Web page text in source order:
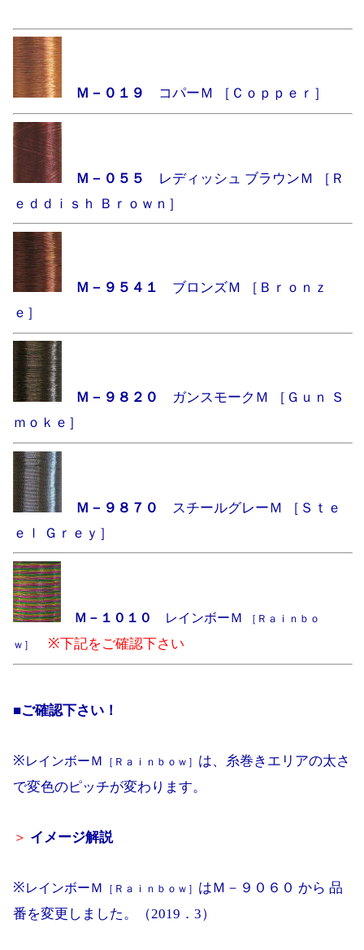
Ｍ－０１９ コパーＭ ［Ｃｏｐｐｅｒ］
Ｍ－０５５
レディッシュ ブラウンＭ ［Ｒ
ｅｄｄｉｓｈ Ｂｒｏｗｎ］
Ｍ－９５４１
ブロンズＭ ［Ｂｒｏｎｚ
ｅ］
Ｍ－９８２０
ガンスモークＭ ［Ｇｕｎ Ｓ
ｍｏｋｅ］
Ｍ－９８７０
スチールグレーＭ ［Ｓｔｅ
ｅｌ Ｇｒｅｙ］
Ｍ－１０１０ レインボーＭ ［Ｒａｉｎｂｏ
ｗ］ ※下記をご確認下さい
■ご確認下さい！
※レインボーＭ ［Ｒａｉｎｂｏｗ］ は、糸巻きエリアの太さ
で変色のピッチが変わります。
＞ イメージ解説
※レインボーＭ ［Ｒａｉｎｂｏｗ］ はＭ－９０６０ から 品
番を変更しました。（2019．3）